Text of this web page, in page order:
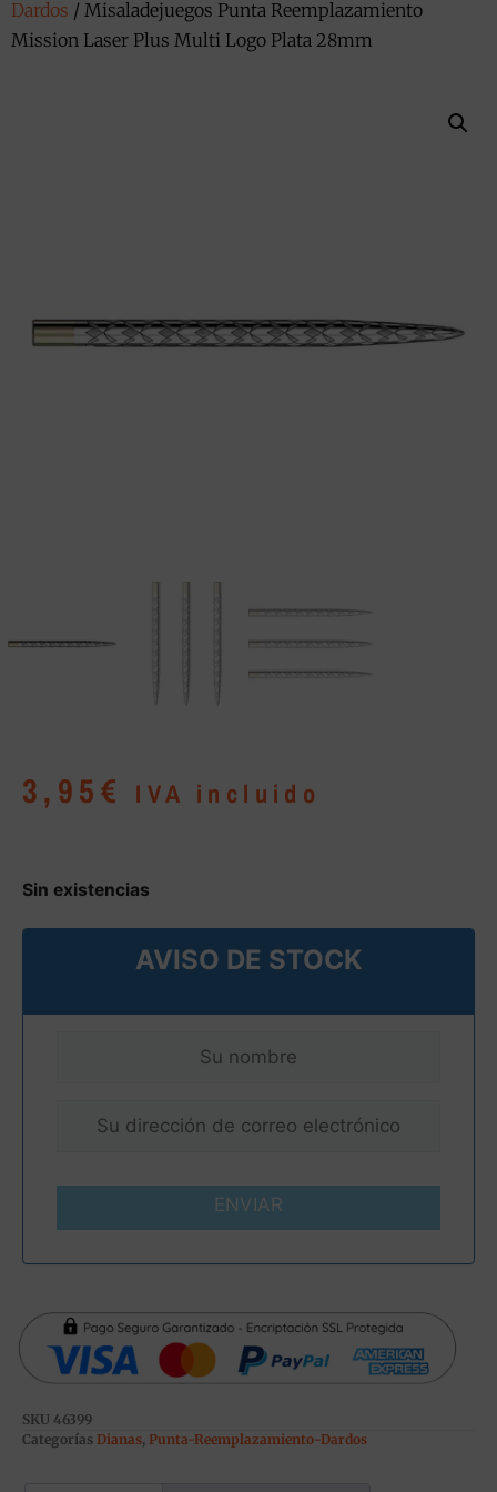
Dardos / Misaladejuegos Punta Reemplazamiento
Mission Laser Plus Multi Logo Plata 28mm
3,95€ IVA incluido
Sin existencias
AVISO DE STOCK
ENVIAR
SKU 46399
Categorías Dianas, Punta-Reemplazamiento-Dardos